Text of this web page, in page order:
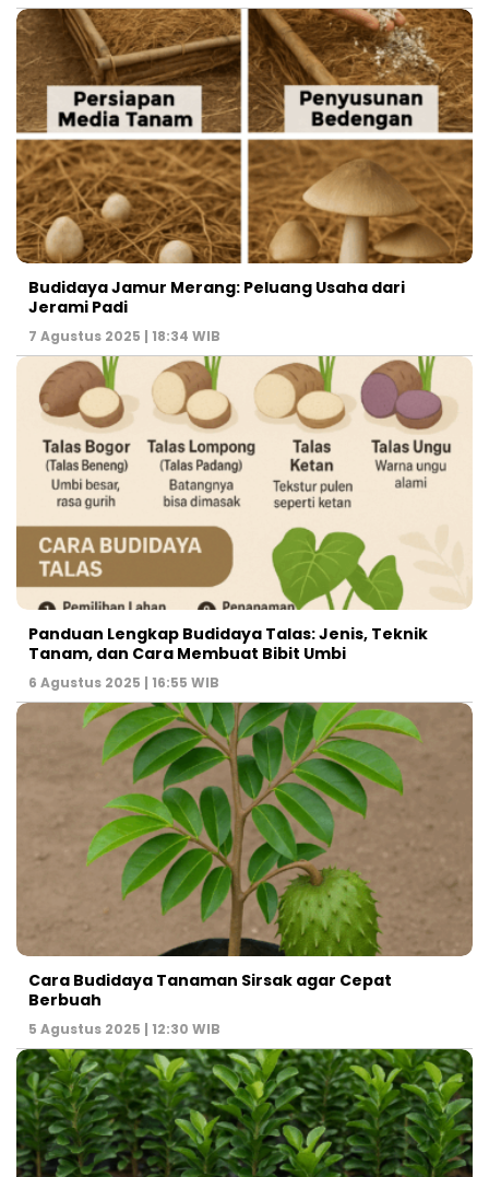
Budidaya Jamur Merang: Peluang Usaha dari
Jerami Padi
7 Agustus 2025 | 18:34 WIB
Panduan Lengkap Budidaya Talas: Jenis, Teknik
Tanam, dan Cara Membuat Bibit Umbi
6 Agustus 2025 | 16:55 WIB
Cara Budidaya Tanaman Sirsak agar Cepat
Berbuah
5 Agustus 2025 | 12:30 WIB